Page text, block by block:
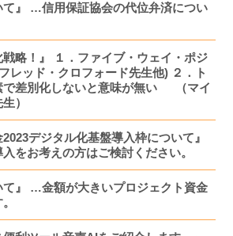
て』 …信用保証協会の代位弁済につい
戦略！』 １．ファイブ・ウェイ・ポジ
ッド・クロフォード先生他) ２．ト
で差別化しないと意味が無い （マイ
）
2023デジタル化基盤導入枠について』
をお考えの方はご検討ください。
て』 …金額が大きいプロジェクト資金